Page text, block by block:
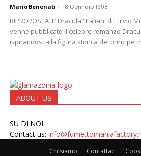
Mario Benenati - 18 Gennaio 1998
RIPROPOSTA I "Dracula" Italiani di Fulvio
venne pubblicato il celebre romanzo
ispirandosi alla figura storica del principe
ABOUT US
SU DI NOI
Contact us:
Chi siamo Contattaci